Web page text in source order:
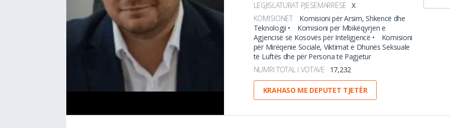
LEGJISLATURAT PJESËMARRËSE X
KOMISIONET
Komisioni për Arsim, Shkencë dhe
Teknologji •
Komisioni për Mbikëqyrjen e
Agjencisë së Kosovës për Inteligjencë •
Komisioni
për Mirëqenie Sociale, Viktimat e Dhunës Seksuale
të Luftës dhe për Persona të Pagjetur
NUMRI TOTAL I VOTAVE
17,232
KRAHASO ME DEPUTET TJETËR